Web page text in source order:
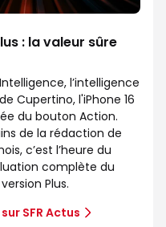
: la valeur sûre
l’intelligence
Cupertino, l'iPhone 16
du bouton Action.
de la rédaction de
c’est l’heure du
complète du
Plus.
SFR Actus